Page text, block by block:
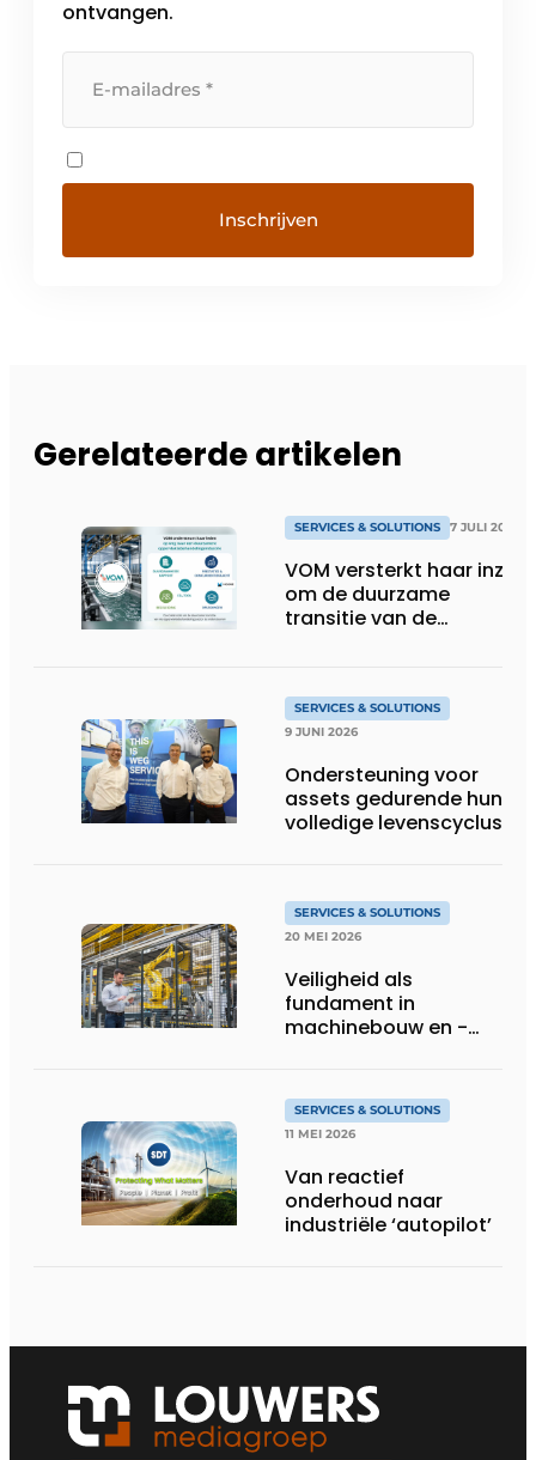
ontvangen.
Gerelateerde artikelen
SERVICES & SOLUTIONS 7 JULI 2026
VOM versterkt haar inzet
om de duurzame
transitie van de
SERVICES & SOLUTIONS
9 JUNI 2026
Ondersteuning voor
assets gedurende hun
volledige levenscyclus
SERVICES & SOLUTIONS
20 MEI 2026
Veiligheid als
fundament in
machinebouw en -
SERVICES & SOLUTIONS
11 MEI 2026
Van reactief
onderhoud naar
industriële ‘autopilot’